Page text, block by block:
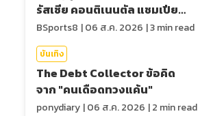
รัสเซีย คอนติเนนตัล แชมเปียน
ชิพ 2026
BSports8 |06 ส.ค. 2026 |3min read
บันเทิง
The Debt Collector ข้อคิด
จาก "คนเดือดทวงแค้น"
ponydiary |06 ส.ค. 2026 |2 min read